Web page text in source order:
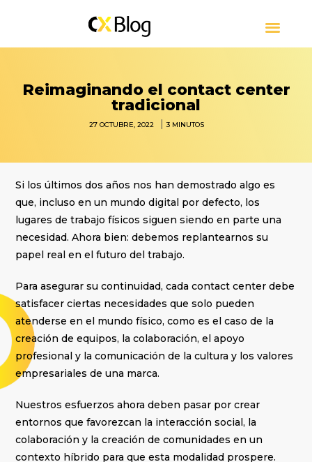
Reimaginando el contact center
tradicional
27 OCTUBRE, 2022 |3 MINUTOS
Si los últimos dos años nos han demostrado algo es
que, incluso en un mundo digital por defecto, los
lugares de trabajo físicos siguen siendo en parte una
necesidad. Ahora bien: debemos replantearnos su
papel real en el futuro del trabajo.
Para asegurar su continuidad, cada contact center debe
satisfacer ciertas necesidades que solo pueden
atenderse en el mundo físico, como es el caso de la
creación de equipos, la colaboración, el apoyo
profesional y la comunicación de la cultura y los valores
empresariales de una marca.
Nuestros esfuerzos ahora deben pasar por crear
entornos que favorezcan la interacción social, la
colaboración y la creación de comunidades en un
contexto híbrido para que esta modalidad prospere.